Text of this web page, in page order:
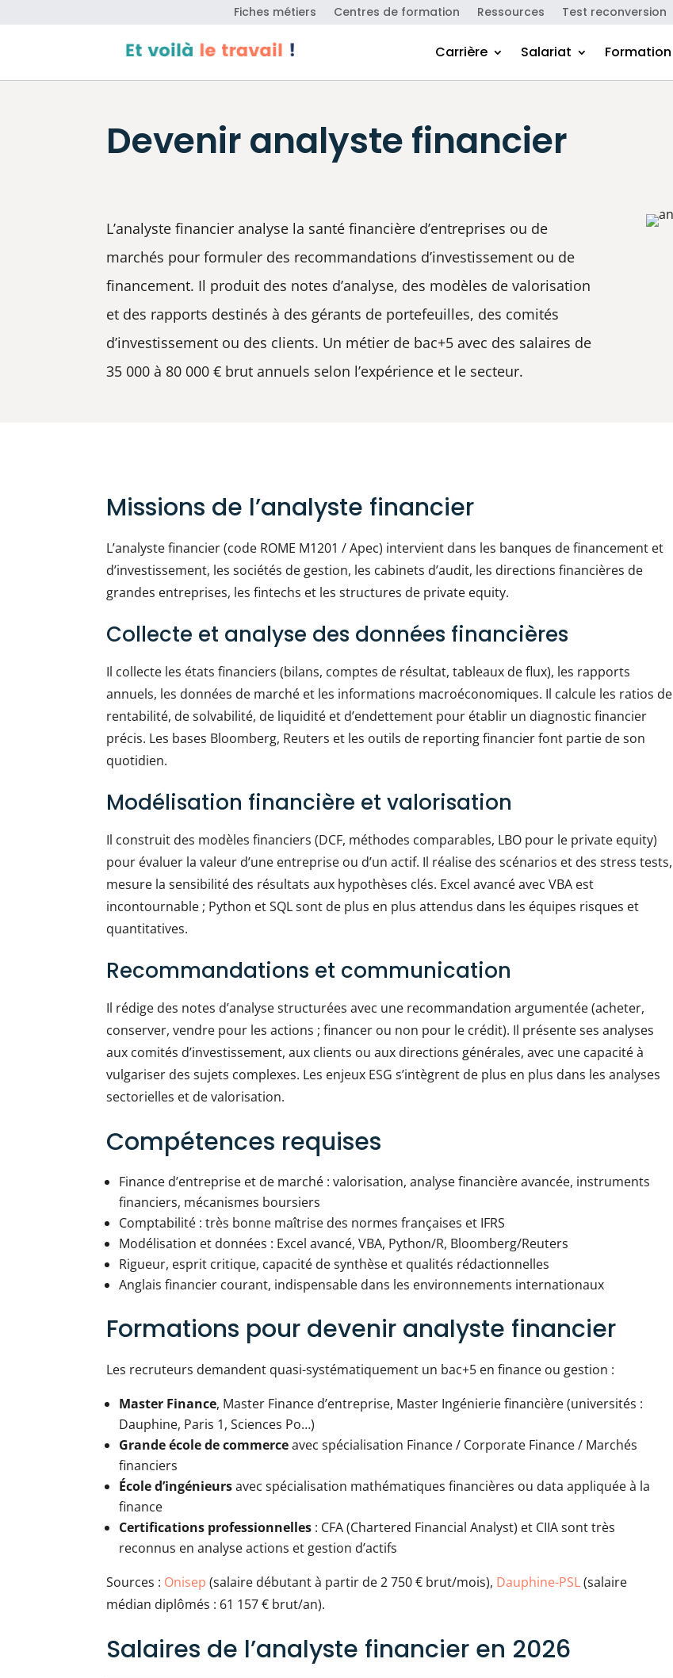
Fiches métiers Centres de formation Ressources Test reconversion
Carrière Salariat Formation
Devenir analyste financier
L’analyste financier analyse la santé financière d’entreprises ou de
marchés pour formuler des recommandations d’investissement ou de
financement. Il produit des notes d’analyse, des modèles de valorisation
et des rapports destinés à des gérants de portefeuilles, des comités
d’investissement ou des clients. Un métier de bac+5 avec des salaires de
35 000 à 80 000 € brut annuels selon l’expérience et le secteur.
Missions de l’analyste financier
L’analyste financier (code ROME M1201 / Apec) intervient dans les banques de financement et
d’investissement, les sociétés de gestion, les cabinets d’audit, les directions financières de
grandes entreprises, les fintechs et les structures de private equity.
Collecte et analyse des données financières
Il collecte les états financiers (bilans, comptes de résultat, tableaux de flux), les rapports
annuels, les données de marché et les informations macroéconomiques. Il calcule les ratios de
rentabilité, de solvabilité, de liquidité et d’endettement pour établir un diagnostic financier
précis. Les bases Bloomberg, Reuters et les outils de reporting financier font partie de son
quotidien.
Modélisation financière et valorisation
Il construit des modèles financiers (DCF, méthodes comparables, LBO pour le private equity)
pour évaluer la valeur d’une entreprise ou d’un actif. Il réalise des scénarios et des stress tests,
mesure la sensibilité des résultats aux hypothèses clés. Excel avancé avec VBA est
incontournable ; Python et SQL sont de plus en plus attendus dans les équipes risques et
quantitatives.
Recommandations et communication
Il rédige des notes d’analyse structurées avec une recommandation argumentée (acheter,
conserver, vendre pour les actions ; financer ou non pour le crédit). Il présente ses analyses
aux comités d’investissement, aux clients ou aux directions générales, avec une capacité à
vulgariser des sujets complexes. Les enjeux ESG s’intègrent de plus en plus dans les analyses
sectorielles et de valorisation.
Compétences requises
Finance d’entreprise et de marché : valorisation, analyse financière avancée, instruments
financiers, mécanismes boursiers
Comptabilité : très bonne maîtrise des normes françaises et IFRS
Modélisation et données : Excel avancé, VBA, Python/R, Bloomberg/Reuters
Rigueur, esprit critique, capacité de synthèse et qualités rédactionnelles
Anglais financier courant, indispensable dans les environnements internationaux
Formations pour devenir analyste financier
Les recruteurs demandent quasi-systématiquement un bac+5 en finance ou gestion :
Master Finance, Master Finance d’entreprise, Master Ingénierie financière (universités :
Dauphine, Paris 1, Sciences Po…)
Grande école de commerceavec spécialisation Finance / Corporate Finance / Marchés
financiers
École d’ingénieursavec spécialisation mathématiques financières ou data appliquée à la
finance
Certifications professionnelles : CFA (Chartered Financial Analyst) et CIIA sont très
reconnus en analyse actions et gestion d’actifs
Sources : Onisep (salaire débutant à partir de 2 750 € brut/mois), Dauphine-PSL(salaire
médian diplômés : 61 157 € brut/an).
Salaires de l’analyste financier en 2026